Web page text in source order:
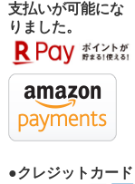
支払いが可能にな
りました。
●クレジットカード